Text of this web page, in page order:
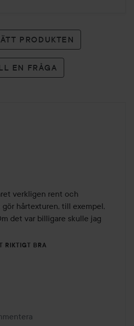
PRODUKTEN
EN FRÅGA
1 år
verkligen rent och
hårtexturen, till exempel,
det var billigare skulle jag
RIKTIGT BRA